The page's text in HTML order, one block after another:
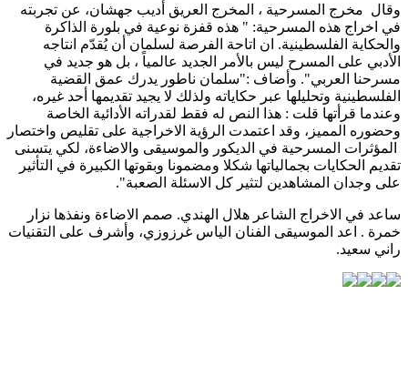
وقال مخرج المسرحية ، المخرج العريق أديب جهشان، عن تجربته
في اخراج هذه المسرحية: " هذه قفزة نوعية في بلورة الذاكرة
والحكاية الفلسطينية. ان اتاحة الفرصة لسلمان أن يُقدّم انتاجه
الأدبي على المسرح ليس بالأمر الجديد عالمياً ، بل هو جديد في
مسرحنا العربي". وأضاف :"سلمان ناطور يدرك عمق القضية
الفلسطينية وتحليلها عبر حكاياته ولذلك لا يجيد تقديمها أحد غيره،
وعندما قرأتها قلت : هذا النص له فقط لقدراته الأدائية الخاصة
وحضوره المميز، وقد اعتمدت الرؤية الاخراجية على تقليص واختصار
المؤثرات المسرحية في الديكور والموسيقى والاضاءة، لكي يتسنى
تقديم الحكايات بجمالياتها شكلا ومضمونا وبقوتها الكبيرة في التأثير
على وجدان المشاهدين لتثير كل الاسئلة الصعبة".
ساعد في الاخراج الشاعر هلال الهندي. صمم الاضاءة ونفذها نزار
خمرة . اعد الموسيقى الفنان الياس غرزوزي، وأشرف على التقنيات
راني سعيد.